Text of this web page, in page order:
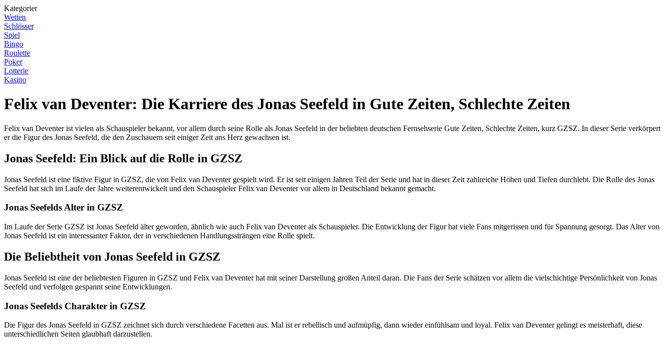
Kategorier
Wetten
Schlösser
Spiel
Bingo
Roulette
Poker
Lotterie
Kasino
Felix van Deventer: Die Karriere des Jonas Seefeld in Gute Zeiten, Schlechte Zeiten
Felix van Deventer ist vielen als Schauspieler bekannt, vor allem durch seine Rolle als Jonas Seefeld in der beliebten deutschen Fernsehserie Gute Zeiten, Schlechte Zeiten, kurz GZSZ. In dieser Serie verkörpert
er die Figur des Jonas Seefeld, die den Zuschauern seit einiger Zeit ans Herz gewachsen ist.
Jonas Seefeld: Ein Blick auf die Rolle in GZSZ
Jonas Seefeld ist eine fiktive Figur in GZSZ, die von Felix van Deventer gespielt wird. Er ist seit einigen Jahren Teil der Serie und hat in dieser Zeit zahlreiche Höhen und Tiefen durchlebt. Die Rolle des Jonas
Seefeld hat sich im Laufe der Jahre weiterentwickelt und den Schauspieler Felix van Deventer vor allem in Deutschland bekannt gemacht.
Jonas Seefelds Alter in GZSZ
Im Laufe der Serie GZSZ ist Jonas Seefeld älter geworden, ähnlich wie auch Felix van Deventer als Schauspieler. Die Entwicklung der Figur hat viele Fans mitgerissen und für Spannung gesorgt. Das Alter von
Jonas Seefeld ist ein interessanter Faktor, der in verschiedenen Handlungssträngen eine Rolle spielt.
Die Beliebtheit von Jonas Seefeld in GZSZ
Jonas Seefeld ist eine der beliebtesten Figuren in GZSZ und Felix van Deventer hat mit seiner Darstellung großen Anteil daran. Die Fans der Serie schätzen vor allem die vielschichtige Persönlichkeit von Jonas
Seefeld und verfolgen gespannt seine Entwicklungen.
Jonas Seefelds Charakter in GZSZ
Die Figur des Jonas Seefeld in GZSZ zeichnet sich durch verschiedene Facetten aus. Mal ist er rebellisch und aufmüpfig, dann wieder einfühlsam und loyal. Felix van Deventer gelingt es meisterhaft, diese
unterschiedlichen Seiten glaubhaft darzustellen.